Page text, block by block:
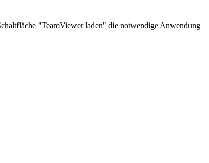
"TeamViewer laden" die notwendige Anwendung